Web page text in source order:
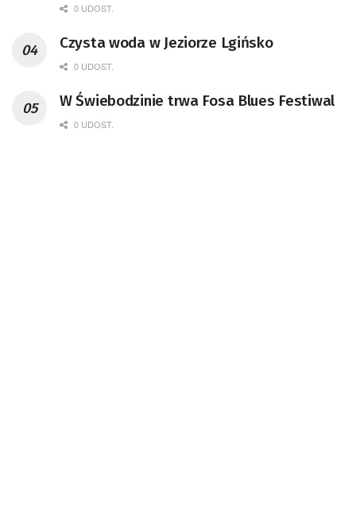
0 UDOST.
Czysta woda w Jeziorze Lgińsko
0 UDOST.
W Świebodzinie trwa Fosa Blues Festiwal
0 UDOST.